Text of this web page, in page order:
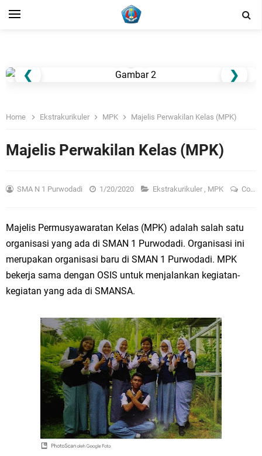
❮ ❯
Home Ekstrakurikuler MPK Majelis Perwakilan Kelas (MPK)
Majelis Perwakilan Kelas (MPK)
SMA N 1 Purwodadi 1/20/2020 Ekstrakurikuler , MPK Comment
Majelis Permusyawaratan Kelas (MPK) adalah salah satu
organisasi yang ada di SMAN 1 Purwodadi. Organisasi ini
merupakan organisasi baru di SMAN 1 Purwodadi. MPK
bekerja sama dengan OSIS untuk menjalankan kegiatan-
kegiatan yang ada di SMANSA.